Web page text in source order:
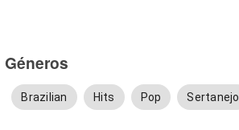
Géneros
Brazilian Hits Pop Sertanejo